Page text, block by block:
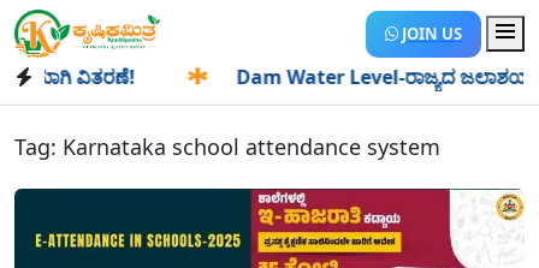
JOIN US
ವಿತರಣೆ! Dam Water Level-ರಾಜ್ಯದ ಜಲಾಶಯಗಳಿಗೆ
Tag: Karnataka school attendance system